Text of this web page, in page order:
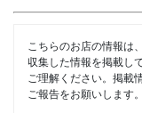
こちらのお店の情報は
収集した情報を掲載し
ご理解ください。掲載
ご報告をお願いします。